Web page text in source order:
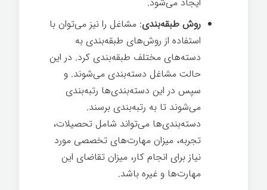
روش طبقه‌بندی: مشاغل را نیز می‌توان با
استفاده از روش‌های طبقه‌بندی به
دسته‌های مختلف طبقه‌بندی کرد. در این
حالت مشاغل دسته‌بندی می‌شوند. و
سپس در این دسته‌بندی‌ها رتبه‌بندی
می‌شوند تا به رتبه‌بندی برسند.
دسته‌بندی‌ها می‌تواند شامل تحصیلات،
تجربه، میزان مهارت‌های تخصصی مورد
نیاز برای انجام کار، میزان تقاضای این
مهارت‌ها و غیره باشد.